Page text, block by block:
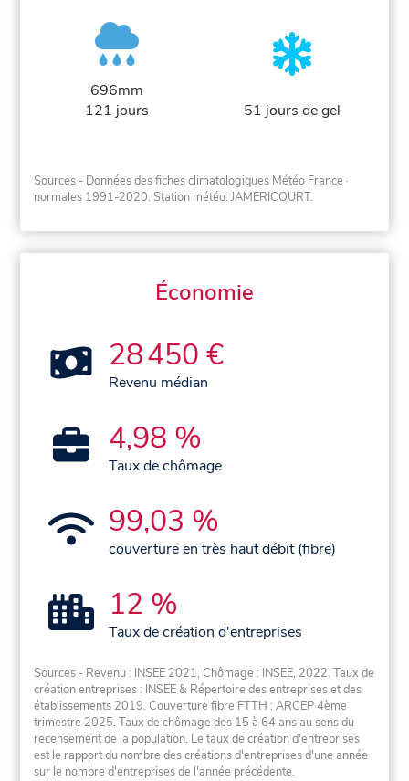
696mm
121 jours
51 jours de gel
Sources - Données des fiches climatologiques Météo France ·
normales 1991-2020. Station météo: JAMERICOURT.
Économie
28 450 €
Revenu médian
4,98 %
Taux de chômage
99,03 %
couverture en très haut débit (fibre)
12 %
Taux de création d'entreprises
Sources - Revenu : INSEE 2021, Chômage : INSEE, 2022. Taux de
création entreprises : INSEE & Répertoire des entreprises et des
établissements 2019. Couverture fibre FTTH : ARCEP 4ème
trimestre 2025. Taux de chômage des 15 à 64 ans au sens du
recensement de la population. Le taux de création d'entreprises
est le rapport du nombre des créations d'entreprises d'une année
sur le nombre d'entreprises de l'année précédente.